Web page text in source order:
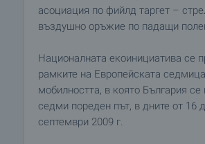
асоциация по фийлд таргет –
въздушно оръжие по падащи
Националната екоинициатива се
рамките на Европейската
мобилността, в която България
седми пореден път, в дните от 16
септември 2009 г.